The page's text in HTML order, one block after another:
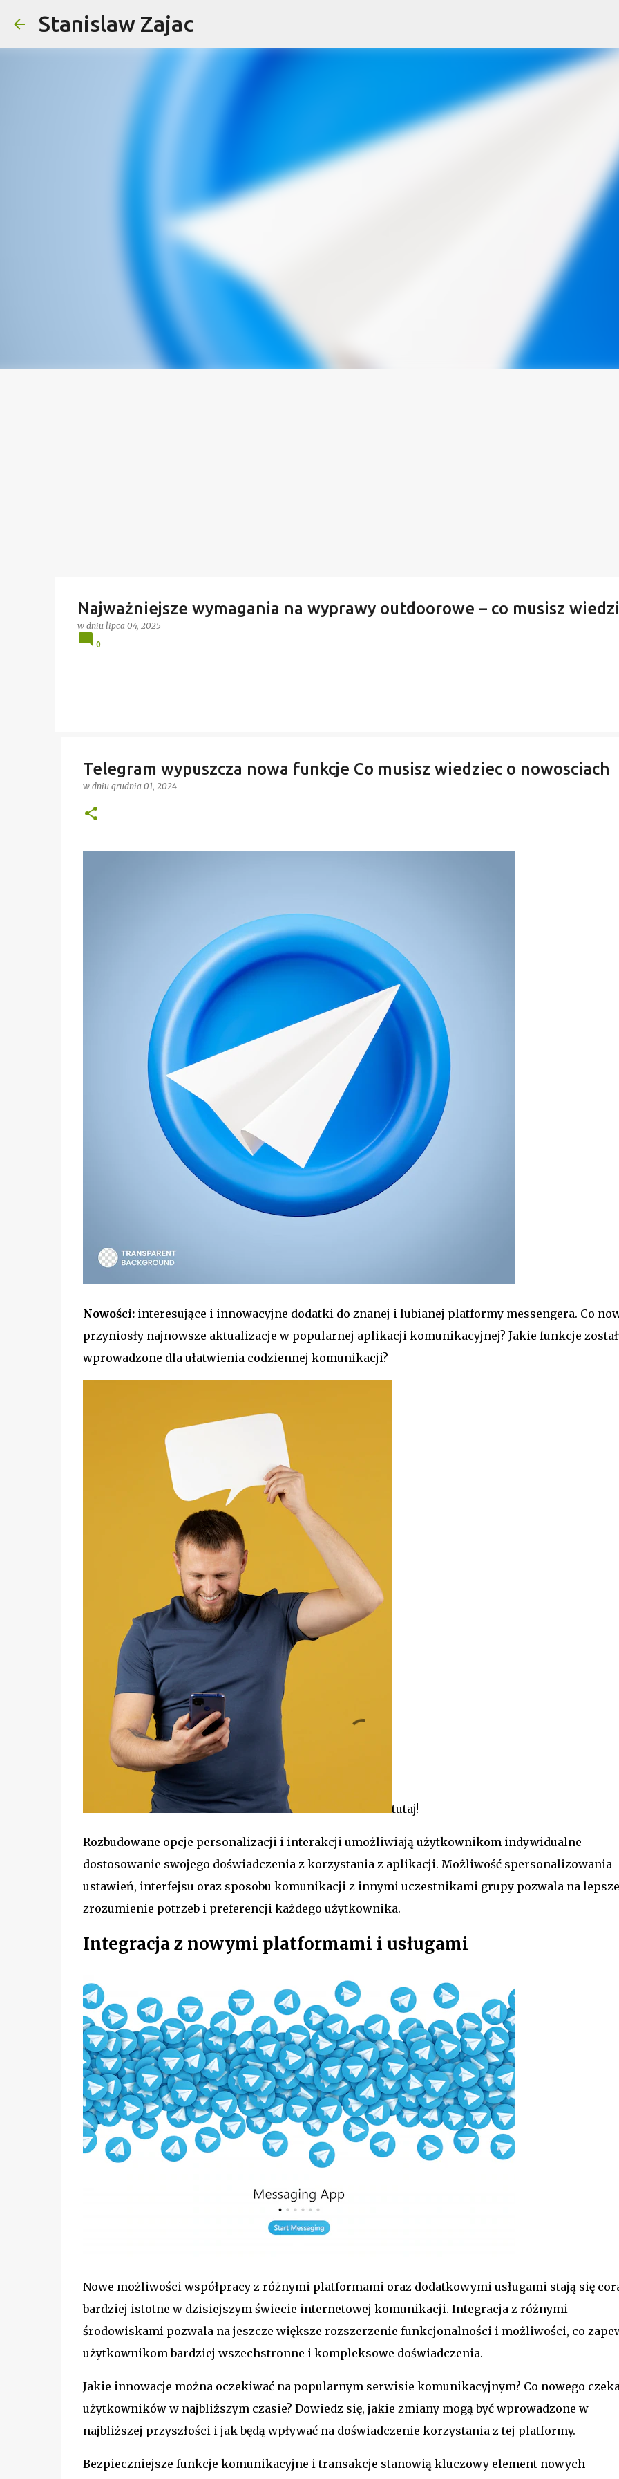
Stanislaw Zajac
Najważniejsze wymagania na wyprawy outdoorowe – co musisz
w dniu lipca 04, 2025
0
Telegram wypuszcza nowa funkcje Co musisz wiedziec o nowosciach
w dniu grudnia 01, 2024
Nowości:interesujące i innowacyjne dodatki do znanej i lubianej platformy messengera. Co
przyniosły najnowsze aktualizacje w popularnej aplikacji komunikacyjnej? Jakie funkcje
wprowadzone dla ułatwienia codziennej komunikacji?
tutaj!
Rozbudowane opcje personalizacji i interakcji umożliwiają użytkownikom indywidualne
dostosowanie swojego doświadczenia z korzystania z aplikacji. Możliwość spersonalizowania
ustawień, interfejsu oraz sposobu komunikacji z innymi uczestnikami grupy pozwala na lepsze
zrozumienie potrzeb i preferencji każdego użytkownika.
Integracja z nowymi platformami i usługami
Nowe możliwości współpracy z różnymi platformami oraz dodatkowymi usługami stają się
bardziej istotne w dzisiejszym świecie internetowej komunikacji. Integracja z różnymi
środowiskami pozwala na jeszcze większe rozszerzenie funkcjonalności i możliwości, co
użytkownikom bardziej wszechstronne i kompleksowe doświadczenia.
Jakie innowacje można oczekiwać na popularnym serwisie komunikacyjnym? Co nowego
użytkowników w najbliższym czasie? Dowiedz się, jakie zmiany mogą być wprowadzone w
najbliższej przyszłości i jak będą wpływać na doświadczenie korzystania z tej platformy.
Bezpieczniejsze funkcje komunikacyjne i transakcje stanowią kluczowy element nowych